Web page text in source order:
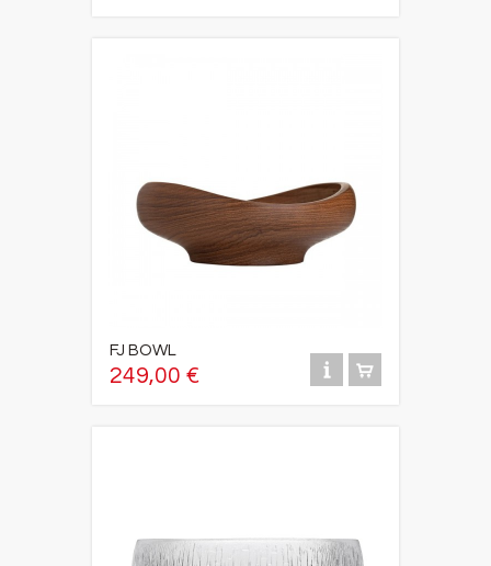
FJ BOWL
249,00 €